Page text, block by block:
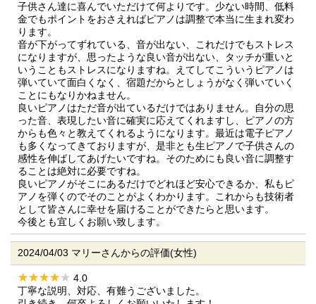
子供さん達に喜んでいただけて何よりです。少ない時間、低料
金でもポイントをおさえればピアノは調整で本当に生まれ変わ
ります。
音が下がってずれている、音が出ない、これだけでもストレス
になりますが、思ったような良い音が出ない、タッチが重いと
いうこともストレスになりますね。えてしてこういうピアノは
弾いていて面白くなく、宿題だからとしょうがなく弾いていく
ことにもなりかねません。
良いピアノはただ音が出ているだけではありません。自分の思
った音、表現したい音に確実に応えてくれますし、ピアノの方
からも色々と教えてくれるようになります。最近は電子ピアノ
も多くなってきておりますが、是非とも生ピアノで子供さんの
感性を伸ばしてあげたいですね。そのためにも良い音に調整す
ることは絶対に必要ですね。
良いピアノがそこにあるだけでどれほど安心できるか、私もピ
アノを弾くのでそのことがよくわかります。これからも技術者
として皆さんに幸せを届けることができたらと思います。
今後とも宜しくお願い致します。
2024/04/03 マリーさんからの評価(女性)
4.0
丁寧な説明、対応、有難うございました。